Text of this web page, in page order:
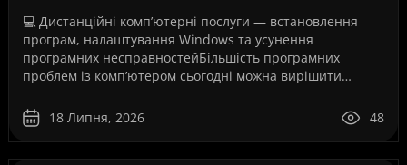
💻 Дистанційні комп’ютерні послуги — встановлення
програм, налаштування Windows та усунення
програмних несправностейБільшість програмних
проблем із комп’ютером сьогодні можна вирішити
центру та без оч..
18 Липня, 2026 48